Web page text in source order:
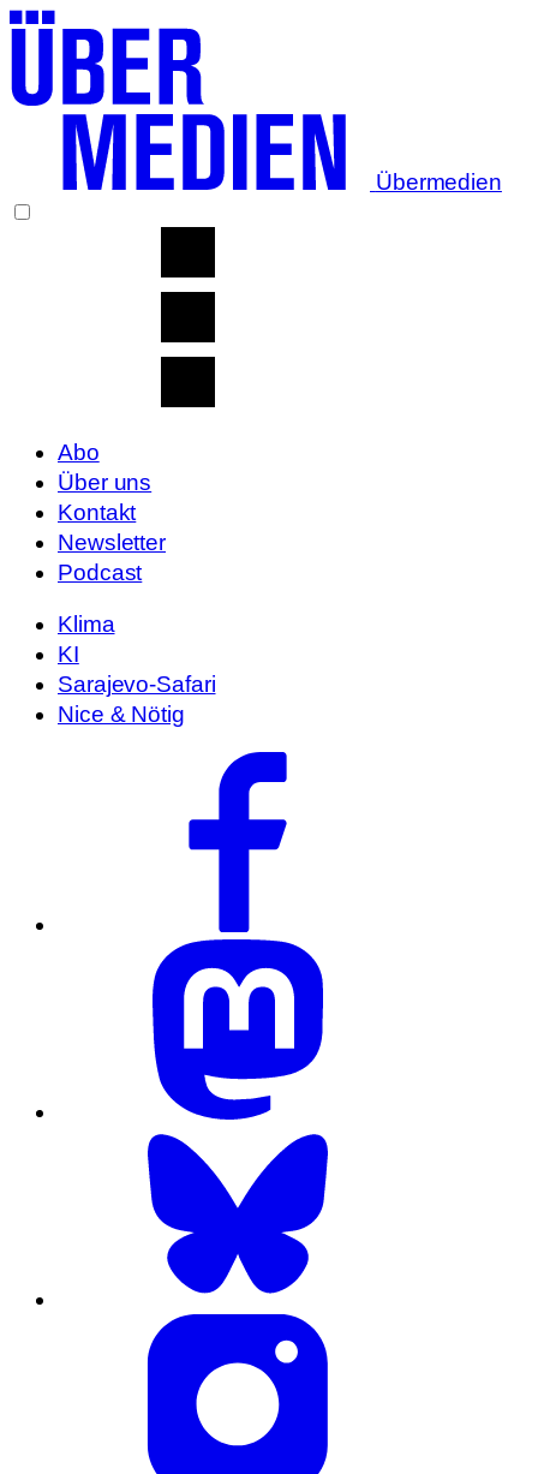
Übermedien
Abo
Über uns
Kontakt
Newsletter
Podcast
Klima
KI
Sarajevo-Safari
Nice & Nötig